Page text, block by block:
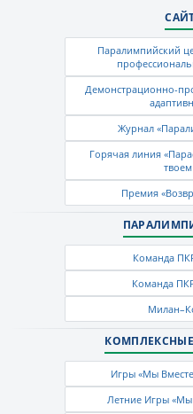
Паралимпийский
Демонстрационно-
Журнал
Горячая линия
Премия
Команда
Команда
Игры «Мы
Летние Игры «Мы